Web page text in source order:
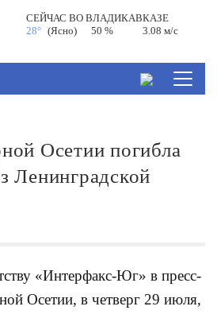
СЕЙЧАС ВОВЛАДИКАВКАЗЕ
28° (Ясно) 50 % 3.08 м/с
Осетии погибла
Ленинградской
«Интерфакс-Юг» в пресс-
Осетии, в четверг 29 июля,